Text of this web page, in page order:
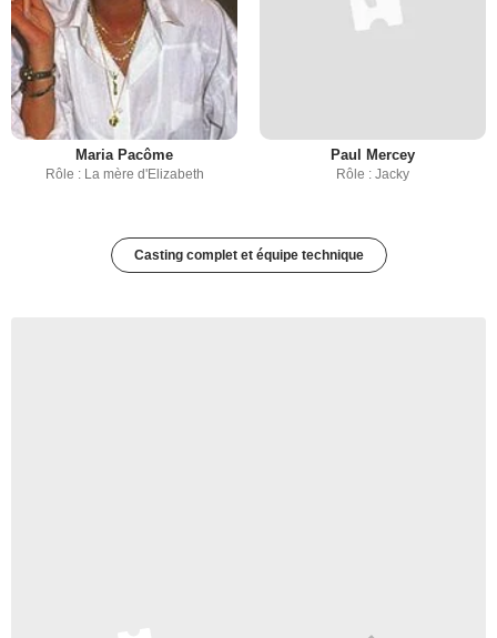
Maria Pacôme
Rôle : La mère d'Elizabeth
Paul Mercey
Rôle : Jacky
Casting complet et équipe technique